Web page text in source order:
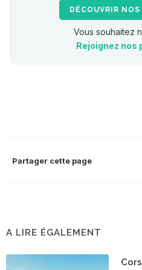
DÉCOUVRIR
Vous souhaitez
Rejoignez nos
Partager cette page
A LIRE ÉGALEMENT